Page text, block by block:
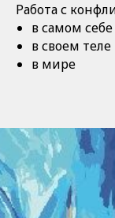
Работа с
в самом себе
в своем
в мире